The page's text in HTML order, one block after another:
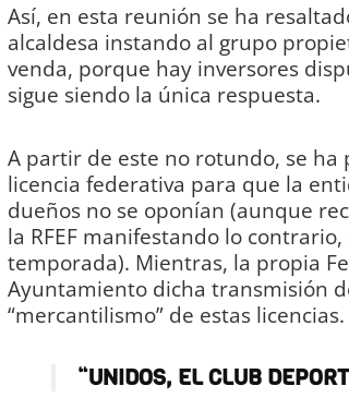
Así, en esta reunión se ha
alcaldesa instando al grupo
venda, porque hay inversores
sigue siendo la única respuesta.
A partir de este no rotundo, se
licencia federativa para que la
dueños no se oponían (aunque
la RFEF manifestando lo
temporada). Mientras, la propia
Ayuntamiento dicha transmisión
“mercantilismo” de estas licencias.
“UNIDOS, EL CLUB